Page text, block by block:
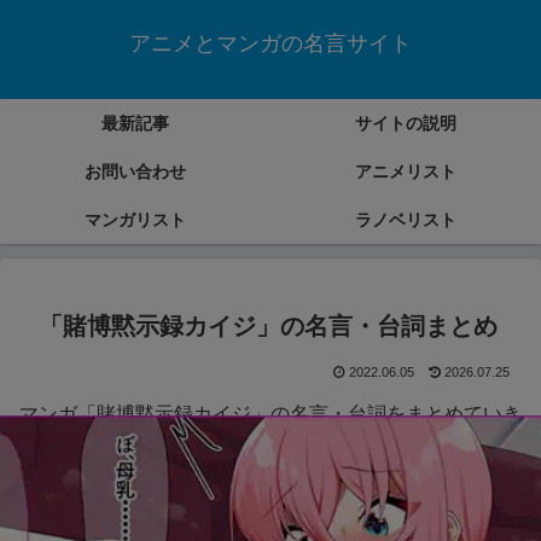
アニメとマンガの名言サイト
最新記事 サイトの説明
お問い合わせ アニメリスト
マンガリスト ラノベリスト
「賭博黙示録カイジ」の名言・台詞まとめ
2022.06.05 2026.07.25
マンガ「賭博黙示録カイジ」の名言・台詞をまとめていき